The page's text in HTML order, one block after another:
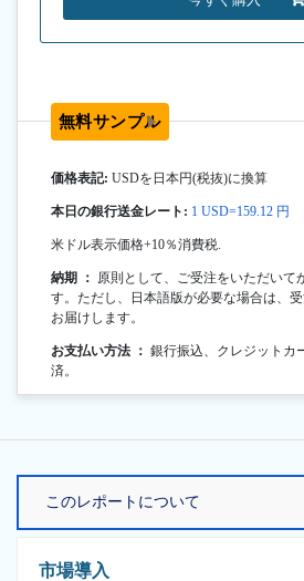
無料サンプル
価格表記: USDを日本円(税抜)に換算
本日の銀行送金レート: 1 USD=159.12 円
米ドル表示価格+10％消費税.
納期 ： 原則として、ご受注をいただいて
す。ただし、日本語版が必要な場合は、
お届けします。
お支払い方法 ： 銀行振込、クレジットカ
済。
市場導入